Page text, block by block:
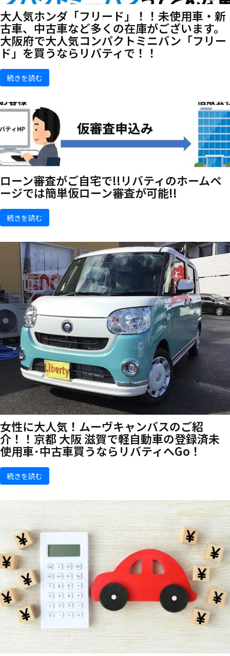
大人気ホンダ「フリード」！！未使用車・新
古車、中古車など多くの在庫がございます。
大阪府で大人気コンパクトミニバン「フリー
ド」を買うならリバティで！！
続きを読む
ローン審査がご自宅で!!リバティのホームペ
ージでは簡単仮ローン審査が可能!!
続きを読む
女性に大人気！ムーヴキャンバスのご紹
介！！京都 大阪 滋賀で軽自動車の登録済未
使用車･中古車買うならリバティへGo！
続きを読む